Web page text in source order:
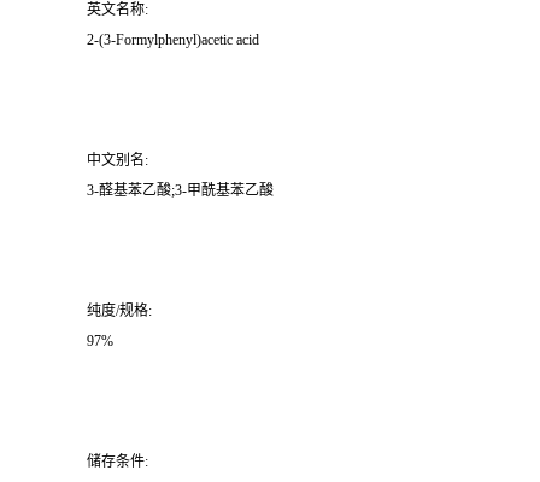
英文名称:
2-(3-Formylphenyl)acetic acid
中文别名:
3-醛基苯乙酸;3-甲酰基苯乙酸
纯度/规格:
97%
储存条件: